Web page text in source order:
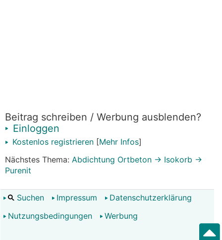
Beitrag schreiben / Werbung ausblenden?
Einloggen
Kostenlos registrieren [Mehr Infos]
Nächstes Thema: Abdichtung Ortbeton -> Isokorb ->
Purenit
Suchen Impressum
Datenschutzerklärung
Nutzungsbedingungen
Werbung